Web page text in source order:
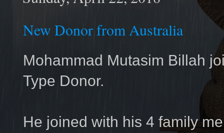
New Donor from Australia
Mohammad Mutasim Billah
Type Donor.
He joined with his 4 family